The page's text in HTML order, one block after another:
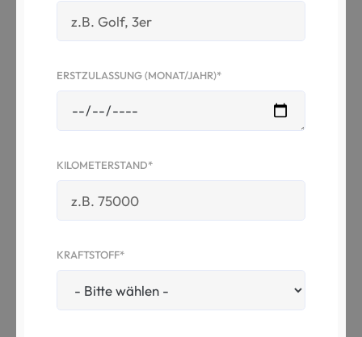
ERSTZULASSUNG (MONAT/JAHR)*
KILOMETERSTAND*
KRAFTSTOFF*